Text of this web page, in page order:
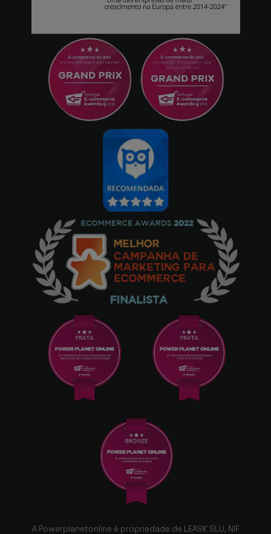
A Powerplanetonline é propriedade de LEASK SLU, NIF